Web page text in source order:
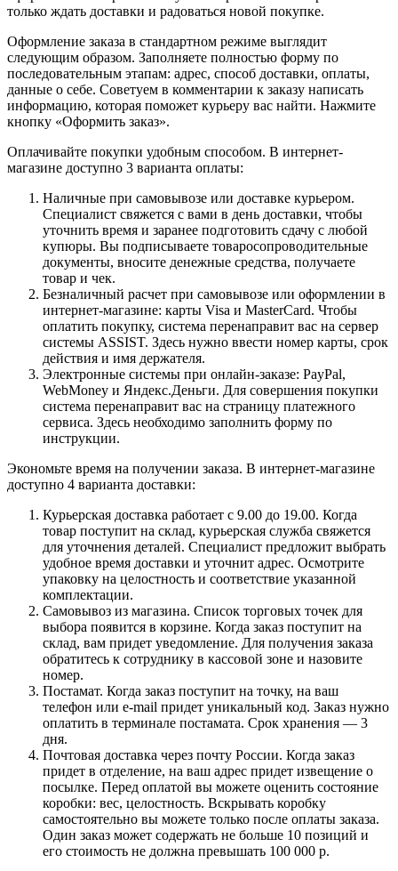
только ждать доставки и радоваться новой покупке.
Оформление заказа в стандартном режиме выглядит
следующим образом. Заполняете полностью форму по
последовательным этапам: адрес, способ доставки, оплаты,
данные о себе. Советуем в комментарии к заказу написать
информацию, которая поможет курьеру вас найти. Нажмите
кнопку «Оформить заказ».
Оплачивайте покупки удобным способом. В интернет-
магазине доступно 3 варианта оплаты:
Наличные при самовывозе или доставке курьером.
Специалист свяжется с вами в день доставки, чтобы
уточнить время и заранее подготовить сдачу с любой
купюры. Вы подписываете товаросопроводительные
документы, вносите денежные средства, получаете
товар и чек.
Безналичный расчет при самовывозе или оформлении в
интернет-магазине: карты Visa и MasterCard. Чтобы
оплатить покупку, система перенаправит вас на сервер
системы ASSIST. Здесь нужно ввести номер карты, срок
действия и имя держателя.
Электронные системы при онлайн-заказе: PayPal,
WebMoney и Яндекс.Деньги. Для совершения покупки
система перенаправит вас на страницу платежного
сервиса. Здесь необходимо заполнить форму по
инструкции.
Экономьте время на получении заказа. В интернет-магазине
доступно 4 варианта доставки:
Курьерская доставка работает с 9.00 до 19.00. Когда
товар поступит на склад, курьерская служба свяжется
для уточнения деталей. Специалист предложит выбрать
удобное время доставки и уточнит адрес. Осмотрите
упаковку на целостность и соответствие указанной
комплектации.
Самовывоз из магазина. Список торговых точек для
выбора появится в корзине. Когда заказ поступит на
склад, вам придет уведомление. Для получения заказа
обратитесь к сотруднику в кассовой зоне и назовите
номер.
Постамат. Когда заказ поступит на точку, на ваш
телефон или e-mail придет уникальный код. Заказ нужно
оплатить в терминале постамата. Срок хранения — 3
дня.
Почтовая доставка через почту России. Когда заказ
придет в отделение, на ваш адрес придет извещение о
посылке. Перед оплатой вы можете оценить состояние
коробки: вес, целостность. Вскрывать коробку
самостоятельно вы можете только после оплаты заказа.
Один заказ может содержать не больше 10 позиций и
его стоимость не должна превышать 100 000 р.